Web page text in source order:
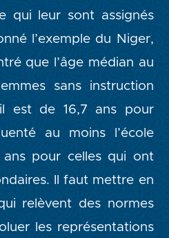
qui leur sont assignés
l’exemple du Niger,
que l’âge médian au
sans instruction
est de 16,7 ans pour
au moins l’école
ans pour celles qui ont
Il faut mettre en
relèvent des normes
les représentations